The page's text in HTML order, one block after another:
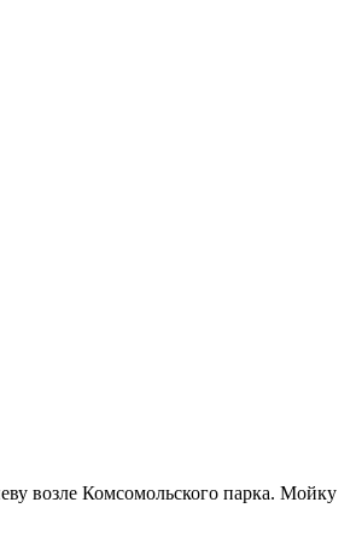
возле Комсомольского парка. Мойку